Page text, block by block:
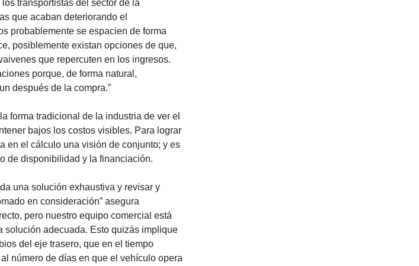
transportistas del sector de la
que acaban deteriorando el
probablemente se espacien de forma
posiblemente existan opciones de que,
que repercuten en los ingresos.
porque, de forma natural,
después de la compra.”
forma tradicional de la industria de ver el
bajos los costos visibles. Para lograr
en el cálculo una visión de conjunto; y es
de disponibilidad y la financiación.
una solución exhaustiva y revisar y
en consideración” asegura
pero nuestro equipo comercial está
solución adecuada. Esto quizás implique
del eje trasero, que en el tiempo
número de días en que el vehículo opera